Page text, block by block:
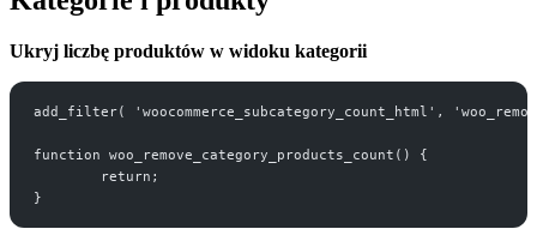
Ukryj liczbę produktów w widoku kategorii
add_filter( 'woocommerce_subcategory_count_html',
function woo_remove_category_products_count() {
	return;
}